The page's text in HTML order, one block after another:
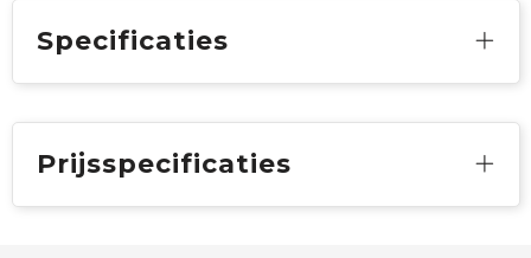
Specificaties
Prijsspecificaties